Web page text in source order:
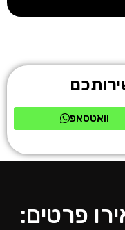
וואטסאפ
פרטים: